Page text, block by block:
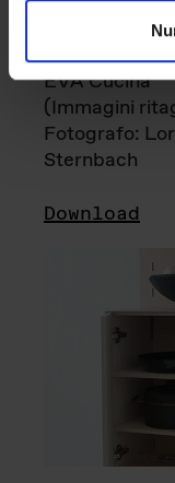
EVA Cucina
(Immagini
Fotografo:
Sternbach
Download